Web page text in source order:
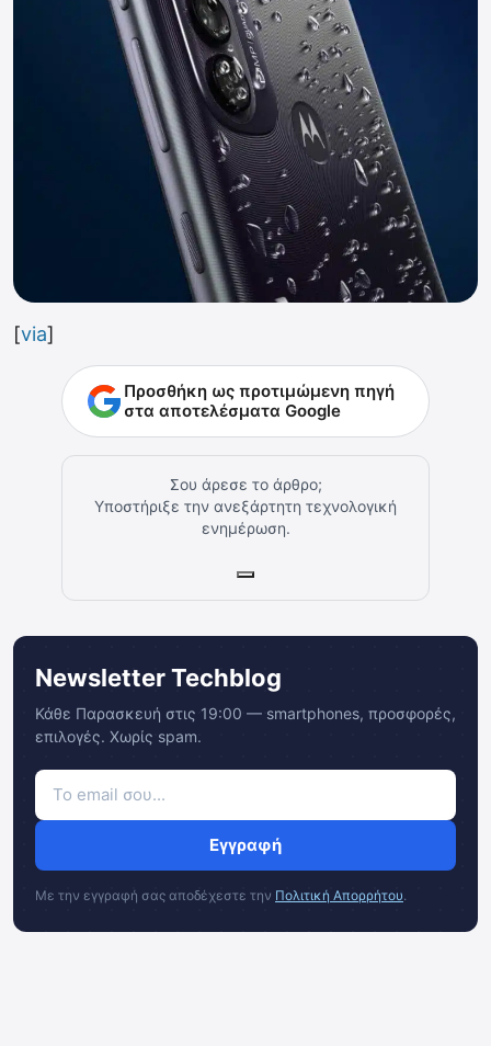
[via]
Προσθήκη ως προτιμώμενη πηγή
στα αποτελέσματα Google
Σου άρεσε το άρθρο;
Υποστήριξε την ανεξάρτητη τεχνολογική
ενημέρωση.
Newsletter Techblog
Κάθε Παρασκευή στις 19:00 — smartphones, προσφορές,
επιλογές. Χωρίς spam.
Εγγραφή
Με την εγγραφή σας αποδέχεστε την Πολιτική Απορρήτου.